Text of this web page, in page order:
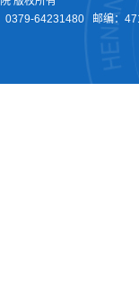
0379-64231480
邮编：